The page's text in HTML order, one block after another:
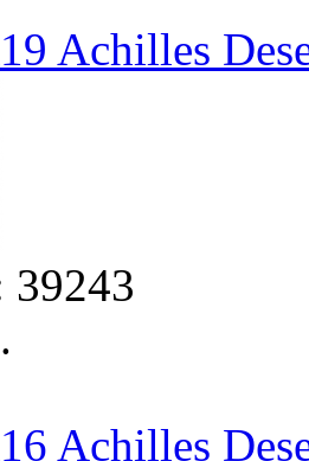
Achilles
39243
Achilles